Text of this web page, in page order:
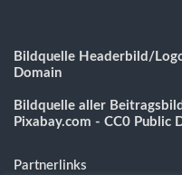
Bildquelle Headerbild/
Domain
Bildquelle aller
Pixabay.com - CC0 Public
Partnerlinks